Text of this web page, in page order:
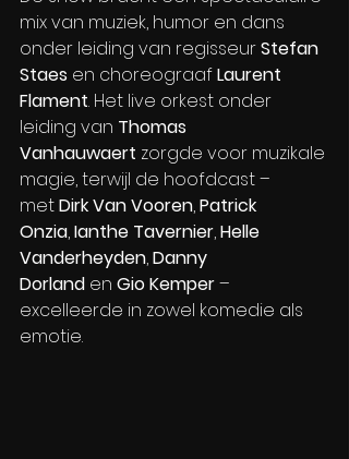
mix van muziek, humor en dans
onder leiding van regisseur Stefan
Staes en choreograaf Laurent
Flament. Het live orkest onder
leiding van Thomas
Vanhauwaert zorgde voor muzikale
magie, terwijl de hoofdcast –
met Dirk Van Vooren, Patrick
Onzia, Ianthe Tavernier, Helle
Vanderheyden, Danny
Dorland en Gio Kemper –
excelleerde in zowel komedie als
emotie.